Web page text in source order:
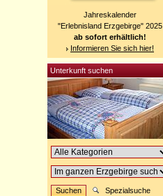
Jahreskalender
"Erlebnisland Erzgebirge" 2025
ab sofort erhältlich!
Informieren Sie sich hier!
Unterkunft suchen
Spezialsuche